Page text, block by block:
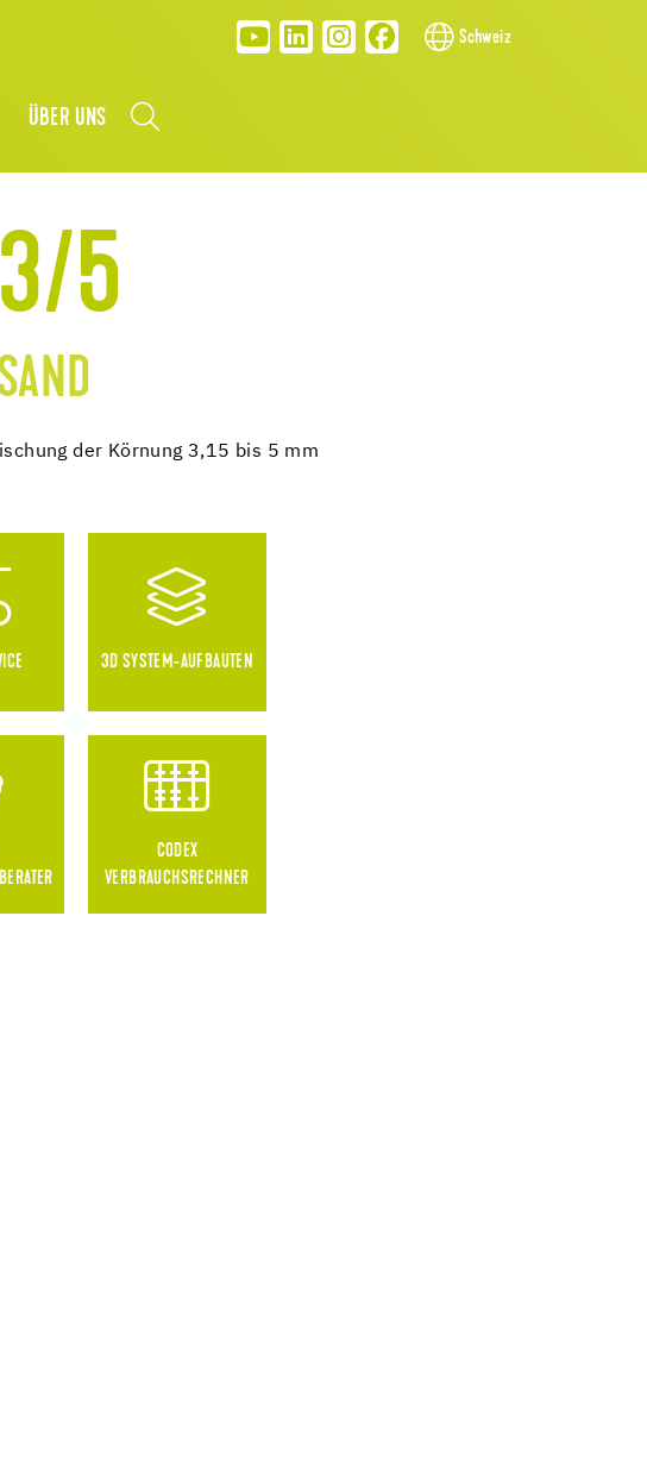
Schweiz
ÜBER UNS
5
der Körnung 3,15 bis 5 mm
3D SYSTEM-AUFBAUTEN
CODEX
VERBRAUCHSRECHNER